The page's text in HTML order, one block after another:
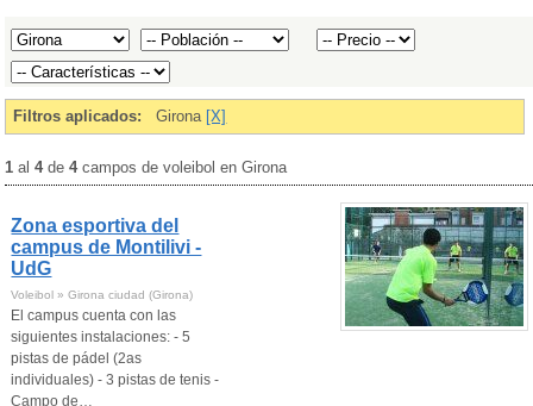
Filtros aplicados: Girona [X]
1 al4de4campos de voleibol en Girona
Zona esportiva del
campus de Montilivi -
UdG
Voleibol » Girona ciudad (Girona)
El campus cuenta con las
siguientes instalaciones: - 5
pistas de pádel (2as
individuales) - 3 pistas de tenis -
Campo de…